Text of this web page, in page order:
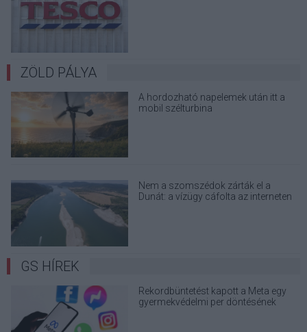
ZÖLD PÁLYA
A hordozható napelemek után itt a
mobil szélturbina
Nem a szomszédok zárták el a
Dunát: a vízügy cáfolta az interneten
GS HÍREK
Rekordbüntetést kapott a Meta egy
gyermekvédelmi per döntésének